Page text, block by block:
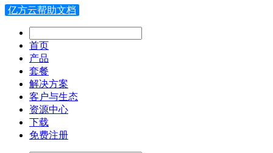
亿方云帮助文档
首页
产品
套餐
解决方案
客户与生态
资源中心
下载
免费注册